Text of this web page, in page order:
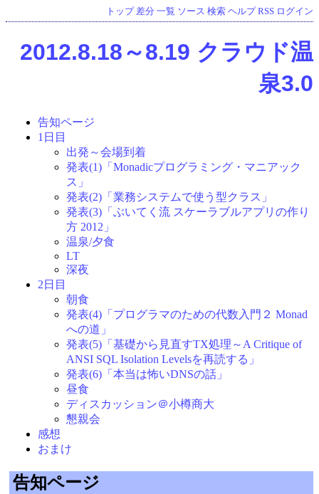
トップ 差分 一覧 ソース 検索 ヘルプ RSS ログイン
2012.8.18～8.19 クラウド温
泉3.0
告知ページ
1日目
出発～会場到着
発表(1)「Monadicプログラミング・マニアック
ス」
発表(2)「業務システムで使う型クラス」
発表(3)「ぶいてく流 スケーラブルアプリの作り
方 2012」
温泉/夕食
LT
深夜
2日目
朝食
発表(4)「プログラマのための代数入門２ Monad
への道」
発表(5)「基礎から見直すTX処理～A Critique of
ANSI SQL Isolation Levelsを再読する」
発表(6)「本当は怖いDNSの話」
昼食
ディスカッション＠小樽商大
懇親会
感想
おまけ
告知ページ